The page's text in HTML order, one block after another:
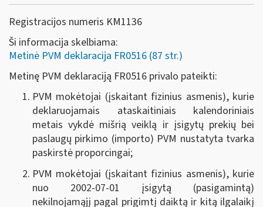
Registracijos numeris KM1136
Ši informacija skelbiama:
Metinė PVM deklaracija FR0516 (87 str.)
Metinę PVM deklaraciją FR0516 privalo pateikti:
PVM mokėtojai (įskaitant fizinius asmenis), kurie
deklaruojamais ataskaitiniais kalendoriniais
metais vykdė mišrią veiklą ir įsigytų prekių bei
paslaugų pirkimo (importo) PVM nustatyta tvarka
paskirstė proporcingai;
PVM mokėtojai (įskaitant fizinius asmenis), kurie
nuo 2002-07-01 įsigytą (pasigamintą)
nekilnojamąjį pagal prigimtį daiktą ir kitą ilgalaikį